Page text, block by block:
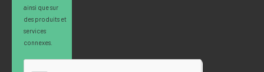
ainsi que sur
des produits et
services
connexes.